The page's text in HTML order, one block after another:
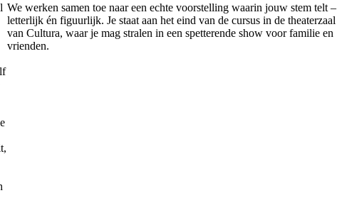
We werken samen toe naar een echte voorstelling waarin jouw stem telt –
letterlijk én figuurlijk. Je staat aan het eind van de cursus in de theaterzaal
van Cultura, waar je mag stralen in een spetterende show voor familie en
vrienden.